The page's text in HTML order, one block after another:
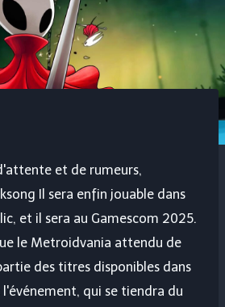
et de rumeurs,
Il sera enfin jouable dans
et il sera au Gamescom 2025.
le Metroidvania attendu de
des titres disponibles dans
qui se tiendra du